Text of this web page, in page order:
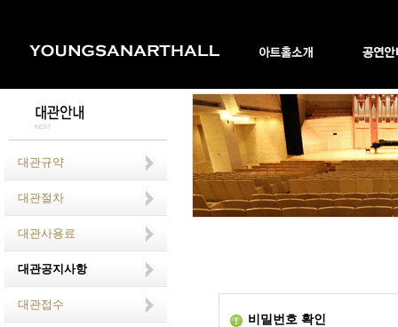
대관규약
대관절차
대관사용료
대관공지사항
대관접수
비밀번호 확인